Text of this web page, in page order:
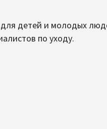
детей и молодых
по уходу.